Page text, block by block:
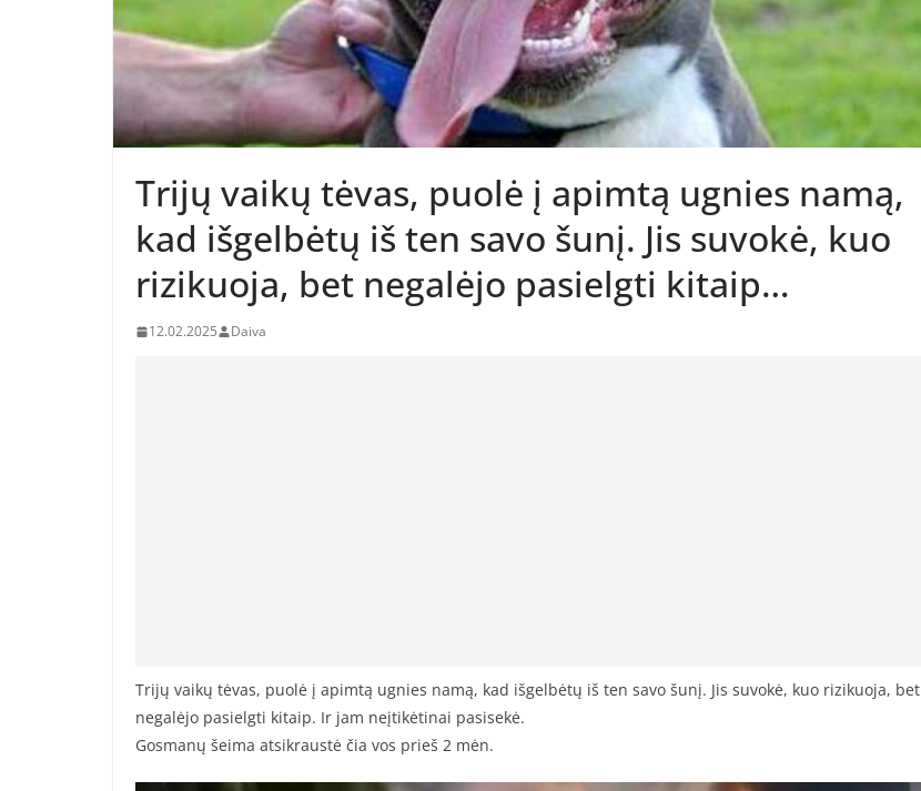
Тrijų vaikų tėvas, puolė į apimtą ugnies namą,
kad išgelbėtų iš ten savo šunį. Jis suvokė, kuo
rizikuoja, bet negalėjo pasielgti kitaip…
12.02.2025 Daiva
Trijų vaikų tėvas, puolė į apimtą ugnies namą, kad išgelbėtų iš ten savo šunį. Jis suvokė, kuo rizikuoja, bet
negalėjo pasielgti kitaip. Ir jam neįtikėtinai pasisekė.
Gosmanų šeima atsikraustė čia vos prieš 2 mėn.